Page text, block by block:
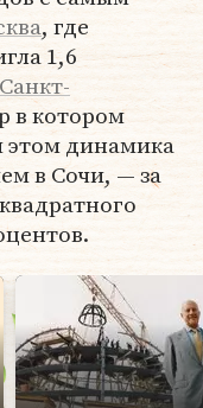
, где
1,6
Санкт-
в котором
этом динамика
в Сочи, — за